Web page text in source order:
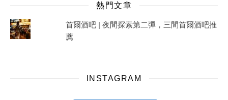
熱門文章
首爾酒吧 | 夜間探索第二彈，三間首爾酒吧推
薦
INSTAGRAM